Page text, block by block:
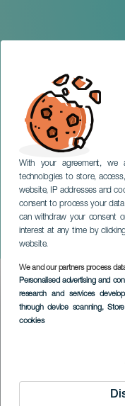
With your agreement,
technologies to store,
website, IP addresses and
consent to process your data
can withdraw your consent
interest at any time by
website.
We and our partners process
Personalised advertising and
research and services
through device scanning,
cookies
IronKids
LANZAROTE
Imagen
Listado